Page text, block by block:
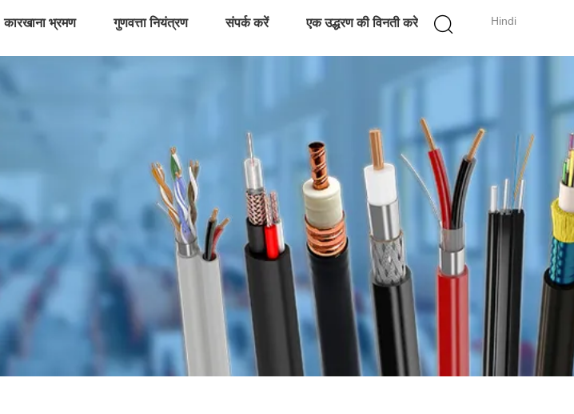
Hindi
कारखाना भ्रमण गुणवत्ता नियंत्रण संपर्क करें एक उद्धरण की विनती करे